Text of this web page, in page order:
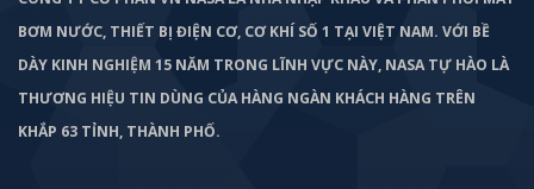
BƠM NƯỚC, THIẾT BỊ ĐIỆN CƠ, CƠ KHÍ SỐ 1 TẠI VIỆT NAM. VỚI BỀ
DÀY KINH NGHIỆM 15 NĂM TRONG LĨNH VỰC NÀY, NASA TỰ HÀO LÀ
THƯƠNG HIỆU TIN DÙNG CỦA HÀNG NGÀN KHÁCH HÀNG TRÊN
KHẮP 63 TỈNH, THÀNH PHỐ.